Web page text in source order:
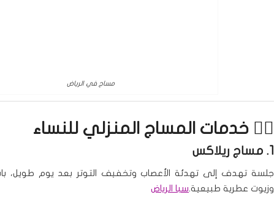
مساج في الرياض
💆‍♀️ خدمات المساج المنزلي للنساء
1. مساج ريلاكس
جلسة تهدف إلى تهدئة الأعصاب وتخفيف التوتر بعد يوم طويل،
وزيوت عطرية طبيعية.سبا الرياض